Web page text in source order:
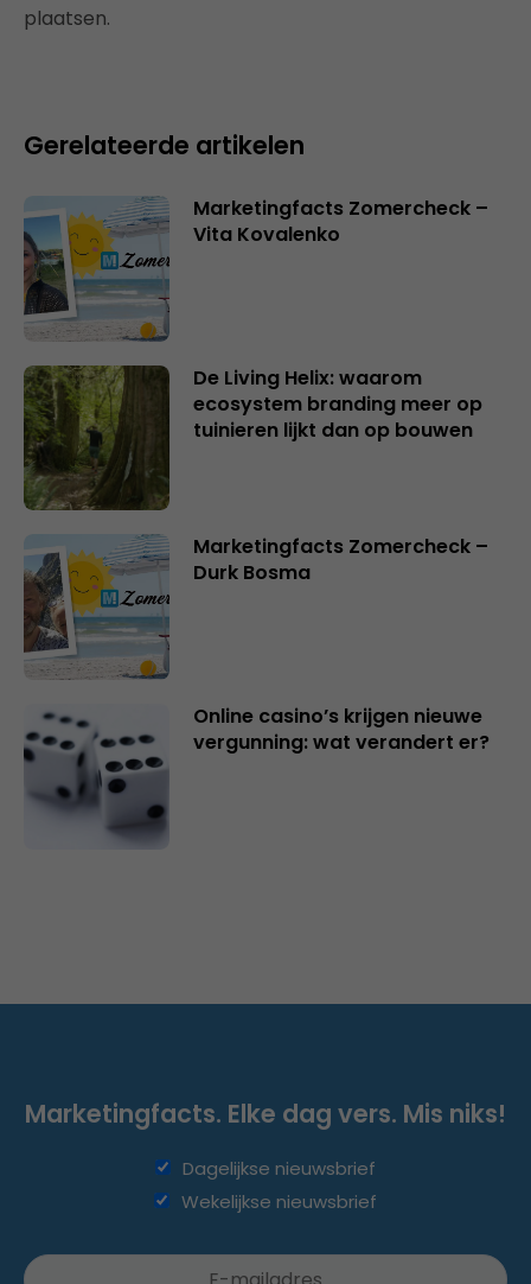
plaatsen.
Gerelateerde artikelen
Marketingfacts Zomercheck –
Vita Kovalenko
De Living Helix: waarom
ecosystem branding meer op
tuinieren lijkt dan op bouwen
Marketingfacts Zomercheck –
Durk Bosma
Online casino’s krijgen nieuwe
vergunning: wat verandert er?
Marketingfacts. Elke dag vers. Mis niks!
Dagelijkse nieuwsbrief
Wekelijkse nieuwsbrief